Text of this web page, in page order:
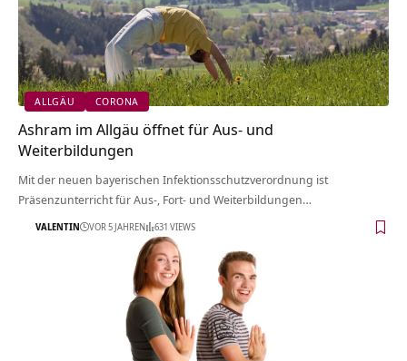
ALLGÄU CORONA
Ashram im Allgäu öffnet für Aus- und
Weiterbildungen
Mit der neuen bayerischen Infektionsschutzverordnung ist
Präsenzunterricht für Aus-, Fort- und Weiterbildungen…
VALENTIN VOR 5 JAHREN 631 VIEWS